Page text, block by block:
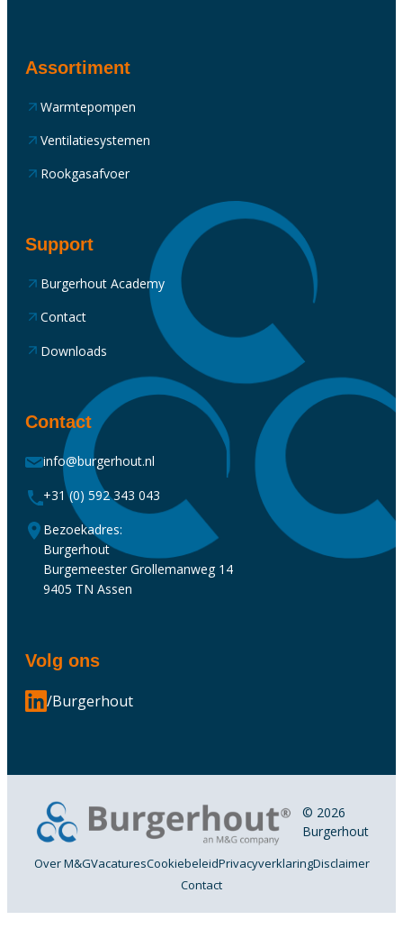
Assortiment
Warmtepompen
Ventilatiesystemen
Rookgasafvoer
Support
Burgerhout Academy
Contact
Downloads
Contact
info@burgerhout.nl
+31 (0) 592 343 043
Bezoekadres:
Burgerhout
Burgemeester Grollemanweg 14
9405 TN Assen
Volg ons
/Burgerhout
© 2026
Burgerhout
Over M&GVacaturesCookiebeleidPrivacyverklaringDisclaimer
Contact